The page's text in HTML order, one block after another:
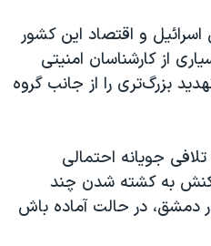
و اقتصاد این کشور
از کارشناسان امنیتی
بزرگ‌تری را از جانب گروه
جویانه احتمالی
به کشته شدن چند
دمشق، در حالت آماده باش